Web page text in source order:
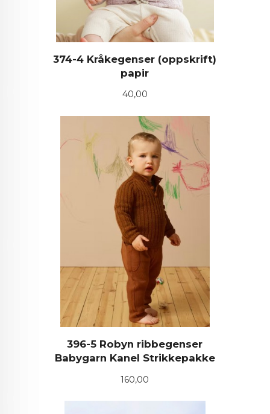
374-4 Kråkegenser (oppskrift)
papir
Pris
40,00
396-5 Robyn ribbegenser
Babygarn Kanel Strikkepakke
Pris
160,00